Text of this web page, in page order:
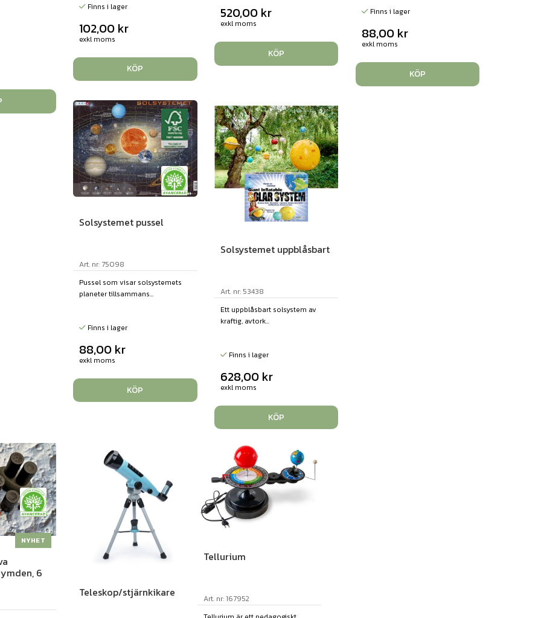
Finns i lager
102,00 kr
exkl moms
KÖP
520,00 kr
exkl moms
KÖP
Finns i lager
88,00 kr
exkl moms
KÖP
Solsystemet pussel
Art. nr: 75098
Pussel som visar solsystemets
planeter tillsammans...
Finns i lager
88,00 kr
exkl moms
KÖP
Solsystemet uppblåsbart
Art. nr: 53438
Ett uppblåsbart solsystem av
kraftig, avtork...
Finns i lager
628,00 kr
exkl moms
KÖP
6
NYHET
Teleskop/stjärnkikare
Tellurium
Art. nr: 167952